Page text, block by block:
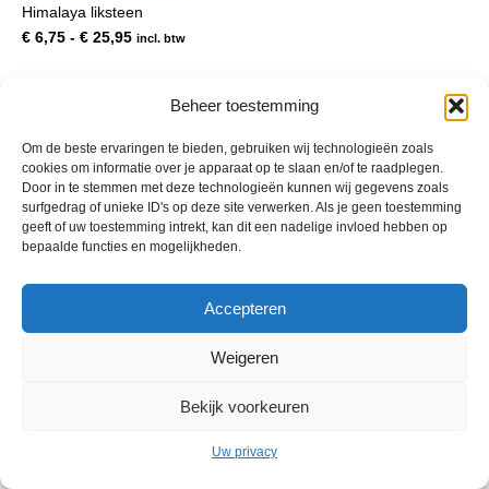
Beheer toestemming
Om de beste ervaringen te bieden, gebruiken wij technologieën zoals
cookies om informatie over je apparaat op te slaan en/of te raadplegen.
Door in te stemmen met deze technologieën kunnen wij gegevens zoals
surfgedrag of unieke ID's op deze site verwerken. Als je geen toestemming
geeft of uw toestemming intrekt, kan dit een nadelige invloed hebben op
bepaalde functies en mogelijkheden.
Accepteren
Weigeren
Bekijk voorkeuren
Uw privacy
gekozen
op
de
productpagina
Himalaya liksteen
€ 6,75 - € 25,95Prijsklasse:
€ 25,95
incl. btw
© 2013 - 2026 De Duurzame Tuin KvK Gouda 29029262 - BTW nr
NL001968744B76 Hosting: